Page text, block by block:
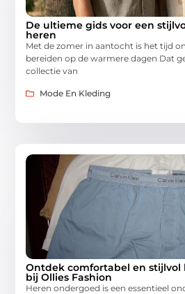
De ultieme gids voor een
heren
Met de zomer in aantocht is het tijd
bereiden op de warmere dagen Dat
collectie van
Mode En Kleding
Ontdek comfortabel en stijlvol
bij Ollies Fashion
Heren ondergoed is een essentieel